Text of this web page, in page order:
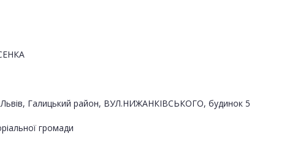
Львів, Галицький район, ВУЛ.НИЖАНКІВСЬКОГО, будинок 5
громади